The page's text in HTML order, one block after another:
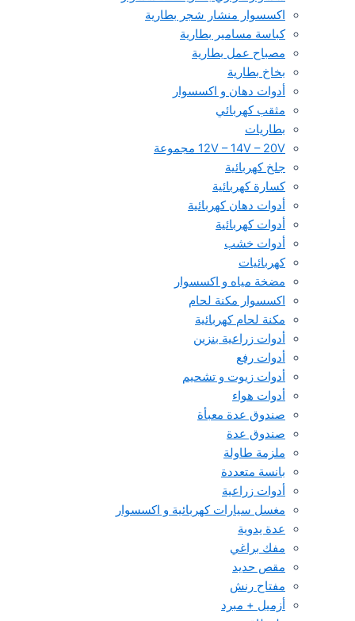
اكسسوار منشار شجر بطارية
كباسة مسامير بطارية
مصباح عمل بطارية
بخاخ بطارية
أدوات دهان و اكسسوار
مثقب كهربائي
بطاريات
12V – 14V – 20V مجموعة
جلخ كهربائية
كسارة كهربائية
أدوات دهان كهربائية
أدوات كهربائية
أدوات خشب
كهربائيات
مضخة مياه و اكسسوار
اكسسوار مكنة لحام
مكنة لحام كهربائية
أدوات زراعية بنزين
أدوات رفع
أدوات زيوت و تشحيم
أدوات هواء
صندوق عدة معبأة
صندوق عدة
ملزمة طاولة
بانسة متعددة
أدوات زراعية
مغسل سيارات كهربائية و اكسسوار
عدة يدوية
مفك براغي
مقص حديد
مفتاح رنش
أزميل + مبرد